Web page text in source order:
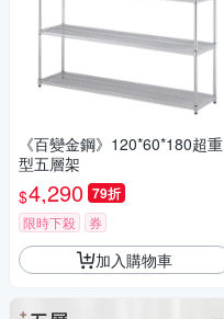
《百變金鋼》120*60*180超重
型五層架
$4,290 79折
限時下殺 券
加入購物車